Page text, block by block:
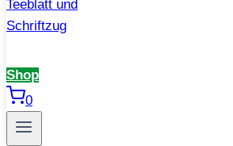
Shop
0